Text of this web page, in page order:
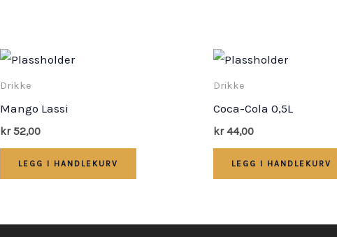
Drikke
Mango Lassi
kr52,00
LEGG I HANDLEKURV
Drikke
Coca-Cola 0,5L
kr44,00
LEGG I HANDLEKURV